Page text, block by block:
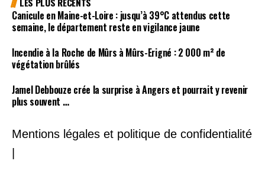
Canicule en Maine-et-Loire : jusqu’à 39°C attendus cette
semaine, le département reste en vigilance jaune
Incendie à la Roche de Mûrs à Mûrs-Erigné : 2 000 m² de
végétation brûlés
Jamel Debbouze crée la surprise à Angers et pourrait y revenir
plus souvent …
Mentions légales et politique de confidentialité